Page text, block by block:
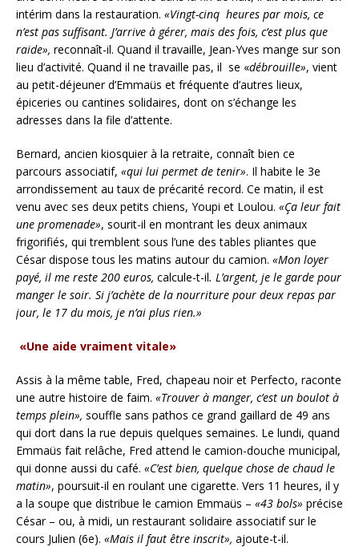
intérim dans la restauration. «Vingt-cinq heures par mois, ce
n’est pas suffisant. J’arrive à gérer, mais des fois, c’est plus que
raide», reconnaît-il. Quand il travaille, Jean-Yves mange sur son
lieu d’activité. Quand il ne travaille pas, il se «débrouille», vient
au petit-déjeuner d’Emmaüs et fréquente d’autres lieux,
épiceries ou cantines solidaires, dont on s’échange les
adresses dans la file d’attente.
Bernard, ancien kiosquier à la retraite, connaît bien ce
parcours associatif, «qui lui permet de tenir». Il habite le 3e
arrondissement au taux de précarité record. Ce matin, il est
venu avec ses deux petits chiens, Youpi et Loulou. «Ça leur fait
une promenade», sourit-il en montrant les deux animaux
frigorifiés, qui tremblent sous l’une des tables pliantes que
César dispose tous les matins autour du camion. «Mon loyer
payé, il me reste 200 euros, calcule-t-il. L’argent, je le garde pour
manger le soir. Si j’achète de la nourriture pour deux repas par
jour, le 17 du mois, je n’ai plus rien.»
«Une aide vraiment vitale»
Assis à la même table, Fred, chapeau noir et Perfecto, raconte
une autre histoire de faim. «Trouver à manger, c’est un boulot à
temps plein», souffle sans pathos ce grand gaillard de 49 ans
qui dort dans la rue depuis quelques semaines. Le lundi, quand
Emmaüs fait relâche, Fred attend le camion-douche municipal,
qui donne aussi du café. «C’est bien, quelque chose de chaud le
matin», poursuit-il en roulant une cigarette. Vers 11 heures, il y
a la soupe que distribue le camion Emmaüs – «43 bols» précise
César – ou, à midi, un restaurant solidaire associatif sur le
cours Julien (6e). «Mais il faut être inscrit», ajoute-t-il.